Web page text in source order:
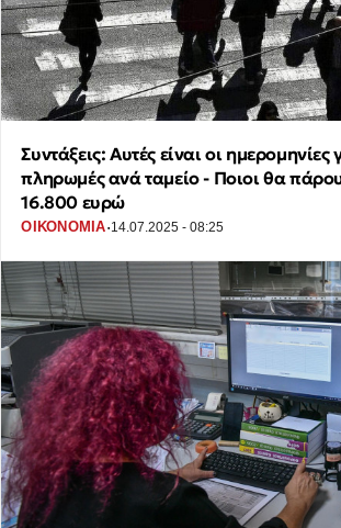
Συντάξεις: Αυτές είναι οι ημερομηνίες
πληρωμές ανά ταμείο - Ποιοι θα
16.800 ευρώ
ΟΙΚΟΝΟΜΙΑ·14.07.2025 - 08:25